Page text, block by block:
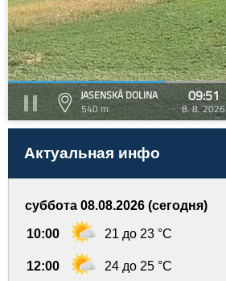
JASENSKÁ DOLINA
540 m
09:51
8. 8. 2026
Актуальная инфо
суббота 08.08.2026 (сегодня)
10:00 21 до 23 °C
12:00 24 до 25 °C